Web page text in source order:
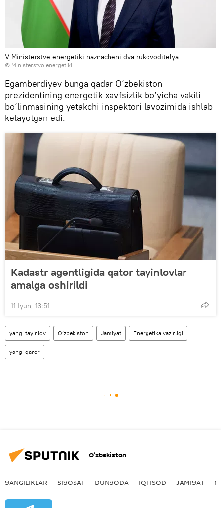
V Ministerstve energetiki naznacheni dva rukovoditelya
© Ministerstvo energetiki
Egamberdiyev bunga qadar O‘zbekiston
prezidentining energetik xavfsizlik bo‘yicha vakili
bo‘linmasining yetakchi inspektori lavozimida ishlab
kelayotgan edi.
Kadastr agentligida qator tayinlovlar
amalga oshirildi
11 Iyun, 13:51
yangi tayinlov O‘zbekiston Jamiyat Energetika vazirligi
yangi qaror
O‘zbekiston
YANGILIKLAR SIYOSAT DUNYODA IQTISOD JAMIYAT